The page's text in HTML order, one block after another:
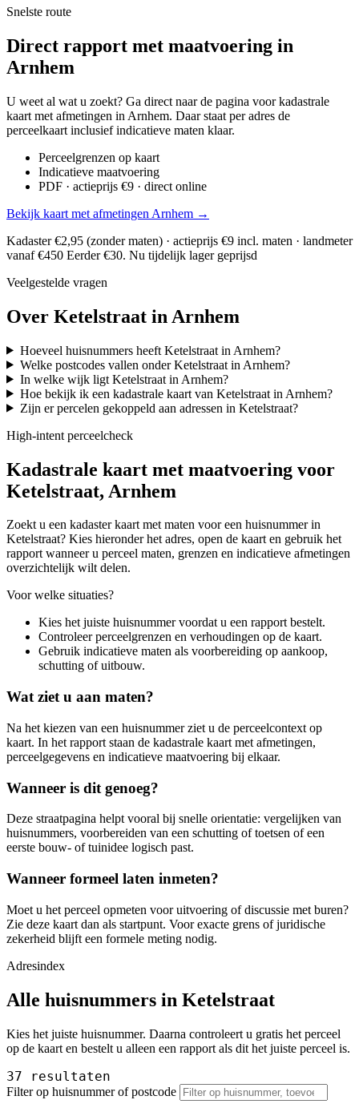
Snelste route
Direct rapport met maatvoering in
Arnhem
U weet al wat u zoekt? Ga direct naar de pagina voor kadastrale
kaart met afmetingen in Arnhem. Daar staat per adres de
perceelkaart inclusief indicatieve maten klaar.
Perceelgrenzen op kaart
Indicatieve maatvoering
PDF · actieprijs €9 · direct online
Bekijk kaart met afmetingen Arnhem →
Kadaster €2,95 (zonder maten) · actieprijs €9 incl. maten · landmeter
vanaf €450 Eerder €30. Nu tijdelijk lager geprijsd
Veelgestelde vragen
Over Ketelstraat in Arnhem
Hoeveel huisnummers heeft Ketelstraat in Arnhem?
Welke postcodes vallen onder Ketelstraat in Arnhem?
In welke wijk ligt Ketelstraat in Arnhem?
Hoe bekijk ik een kadastrale kaart van Ketelstraat in Arnhem?
Zijn er percelen gekoppeld aan adressen in Ketelstraat?
High-intent perceelcheck
Kadastrale kaart met maatvoering voor
Ketelstraat, Arnhem
Zoekt u een kadaster kaart met maten voor een huisnummer in
Ketelstraat? Kies hieronder het adres, open de kaart en gebruik het
rapport wanneer u perceel maten, grenzen en indicatieve afmetingen
overzichtelijk wilt delen.
Voor welke situaties?
Kies het juiste huisnummer voordat u een rapport bestelt.
Controleer perceelgrenzen en verhoudingen op de kaart.
Gebruik indicatieve maten als voorbereiding op aankoop,
schutting of uitbouw.
Wat ziet u aan maten?
Na het kiezen van een huisnummer ziet u de perceelcontext op
kaart. In het rapport staan de kadastrale kaart met afmetingen,
perceelgegevens en indicatieve maatvoering bij elkaar.
Wanneer is dit genoeg?
Deze straatpagina helpt vooral bij snelle orientatie: vergelijken van
huisnummers, voorbereiden van een schutting of toetsen of een
eerste bouw- of tuinidee logisch past.
Wanneer formeel laten inmeten?
Moet u het perceel opmeten voor uitvoering of discussie met buren?
Zie deze kaart dan als startpunt. Voor exacte grens of juridische
zekerheid blijft een formele meting nodig.
Adresindex
Alle huisnummers in Ketelstraat
Kies het juiste huisnummer. Daarna controleert u gratis het perceel
op de kaart en bestelt u alleen een rapport als dit het juiste perceel is.
37 resultaten
Filter op huisnummer of postcode